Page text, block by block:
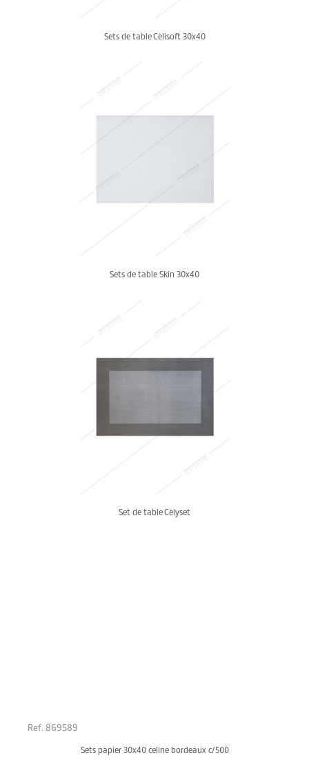
Sets de table Celisoft 30x40
Sets de table Skin 30x40
Set de table Celyset
Ref. 869589
Sets papier 30x40 celine bordeaux c/500